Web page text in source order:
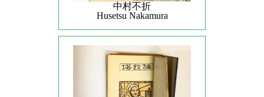
中村不折
Husetsu Nakamura